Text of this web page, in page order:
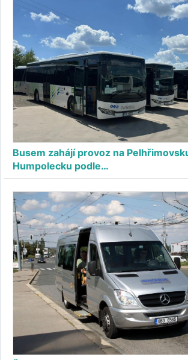
Busem zahájí provoz na
Humpolecku podle…